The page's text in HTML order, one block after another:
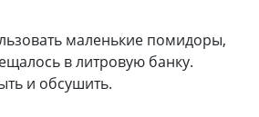
маленькие помидоры,
в литровую банку.
и обсушить.